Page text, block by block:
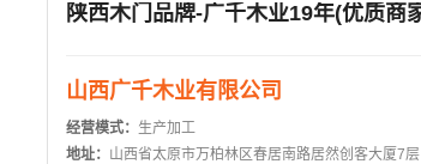
山西广千木业有限公司
经营模式： 生产加工
地址： 山西省太原市万柏林区春居南路居然创客大厦7层